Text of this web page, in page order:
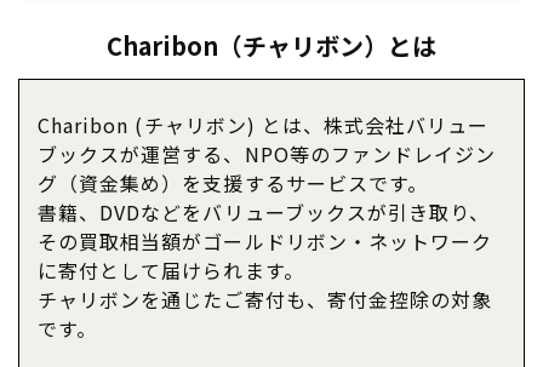
Charibon（チャリボン）とは
Charibon (チャリボン) とは、株式会社バリュー
ブックスが運営する、NPO等のファンドレイジン
グ（資金集め）を支援するサービスです。
書籍、DVDなどをバリューブックスが引き取り、
その買取相当額がゴールドリボン・ネットワーク
に寄付として届けられます。
チャリボンを通じたご寄付も、寄付金控除の対象
です。